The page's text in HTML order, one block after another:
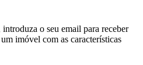
o seu email para receber
imóvel com as características